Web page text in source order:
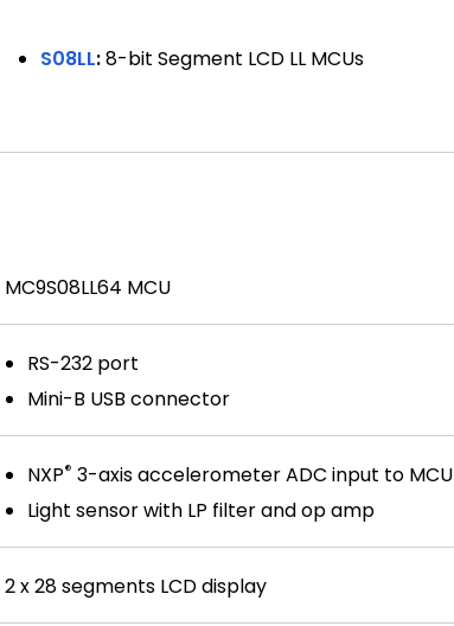
S08LL:8-bit Segment LCD LL MCUs
MC9S08LL64 MCU
RS-232 port
Mini-B USB connector
NXP® 3-axis accelerometer ADC input to MCU
Light sensor with LP filter and op amp
2 x 28 segments LCD display